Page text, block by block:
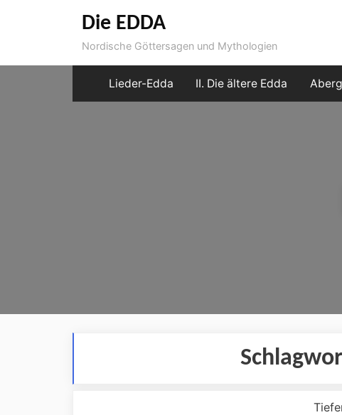
Die EDDA
Nordische Göttersagen und Mythologien
Lieder-Edda II. Die ältere Edda